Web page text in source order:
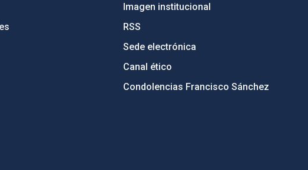
Imagen institucional
RSS
Sede electrónica
Canal ético
Condolencias Francisco Sánchez